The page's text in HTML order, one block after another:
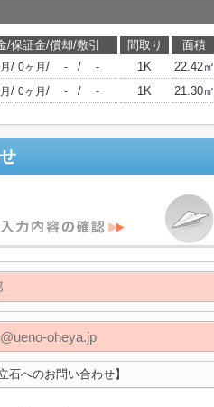
/保証金/償却/敷引 間取り 面積
/ 0ヶ月 / - / - 1K 22.42㎡
/ 0ヶ月 / - / - 1K 21.30㎡
石へのお問い合わせ】